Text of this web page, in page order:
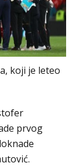
koji je leteo
prvog